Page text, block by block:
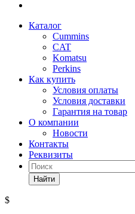
Каталог
Cummins
CAT
Komatsu
Perkins
Как купить
Условия оплаты
Условия доставки
Гарантия на товар
О компании
Новости
Контакты
Реквизиты
Найти
$